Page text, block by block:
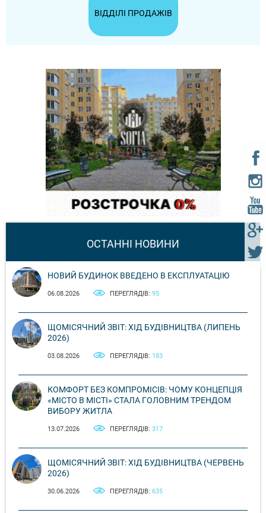
ВІДДІЛІ ПРОДАЖІВ
ОСТАННІ НОВИНИ
НОВИЙ БУДИНОК ВВЕДЕНО В ЕКСПЛУАТАЦІЮ
06.08.2026 ПЕРЕГЛЯДІВ: 95
ЩОМІСЯЧНИЙ ЗВІТ: ХІД БУДІВНИЦТВА (ЛИПЕНЬ
2026)
03.08.2026 ПЕРЕГЛЯДІВ: 183
КОМФОРТ БЕЗ КОМПРОМІСІВ: ЧОМУ КОНЦЕПЦІЯ
«МІСТО В МІСТІ» СТАЛА ГОЛОВНИМ ТРЕНДОМ
ВИБОРУ ЖИТЛА
13.07.2026 ПЕРЕГЛЯДІВ: 317
ЩОМІСЯЧНИЙ ЗВІТ: ХІД БУДІВНИЦТВА (ЧЕРВЕНЬ
2026)
30.06.2026 ПЕРЕГЛЯДІВ: 635